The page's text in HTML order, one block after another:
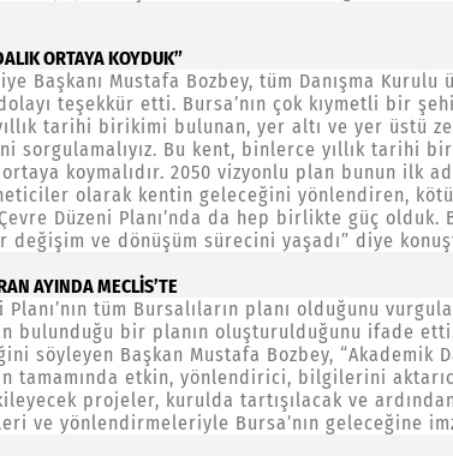
ORTAYA KOYDUK”
Başkanı Mustafa Bozbey, tüm Danışma
teşekkür etti. Bursa’nın çok kıymetli bir
tarihi birikimi bulunan, yer altı ve yer üstü
sorgulamalıyız. Bu kent, binlerce yıllık tarihi
koymalıdır. 2050 vizyonlu plan bunun ilk
olarak kentin geleceğini yönlendiren,
Düzeni Planı’nda da hep birlikte güç olduk.
değişim ve dönüşüm sürecini yaşadı” diye
AYINDA MECLİS’TE
Planı’nın tüm Bursalıların planı olduğunu
bulunduğu bir planın oluşturulduğunu ifade etti.
söyleyen Başkan Mustafa Bozbey, “Akademik
tamamında etkin, yönlendirici, bilgilerini
projeler, kurulda tartışılacak ve
ve yönlendirmeleriyle Bursa’nın geleceğine